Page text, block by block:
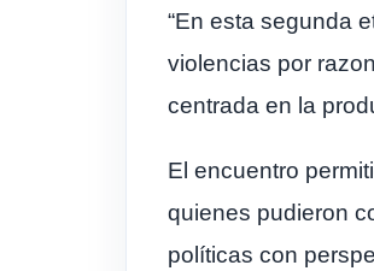
“En esta segunda
violencias por
centrada en la
El encuentro
quienes pudieron
políticas con